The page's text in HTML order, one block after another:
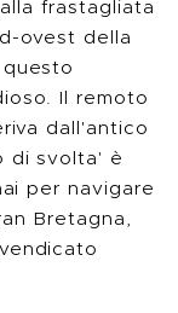
frastagliata
ovest della
Il remoto
dall'antico
di svolta' è
per navigare
Bretagna,